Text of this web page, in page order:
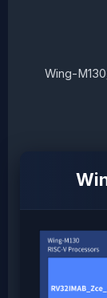
Wing-